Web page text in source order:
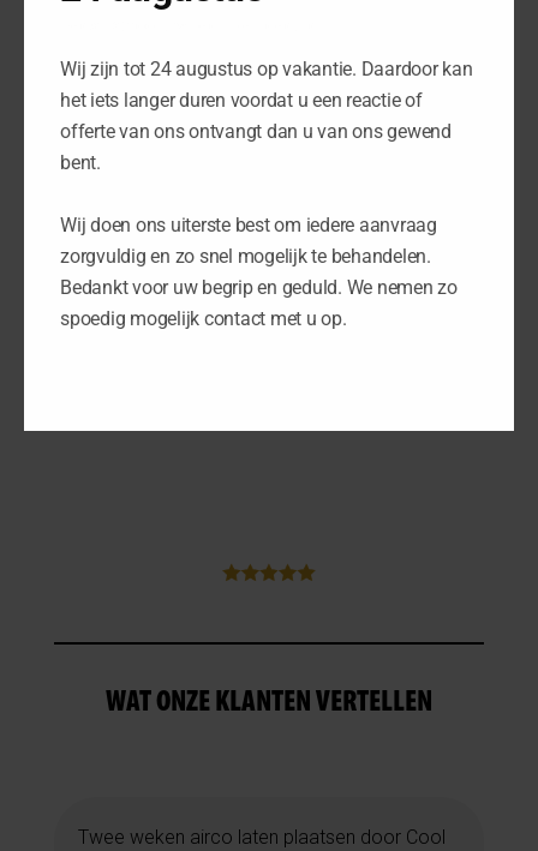
WAT ONZE KLANTEN VERTELLEN
Twee weken airco laten plaatsen door Cool
Wij zijn tot 24 augustus op vakantie. Daardoor kan
het iets langer duren voordat u een reactie of
offerte van ons ontvangt dan u van ons gewend
bent.
Wij doen ons uiterste best om iedere aanvraag
zorgvuldig en zo snel mogelijk te behandelen.
Bedankt voor uw begrip en geduld. We nemen zo
spoedig mogelijk contact met u op.